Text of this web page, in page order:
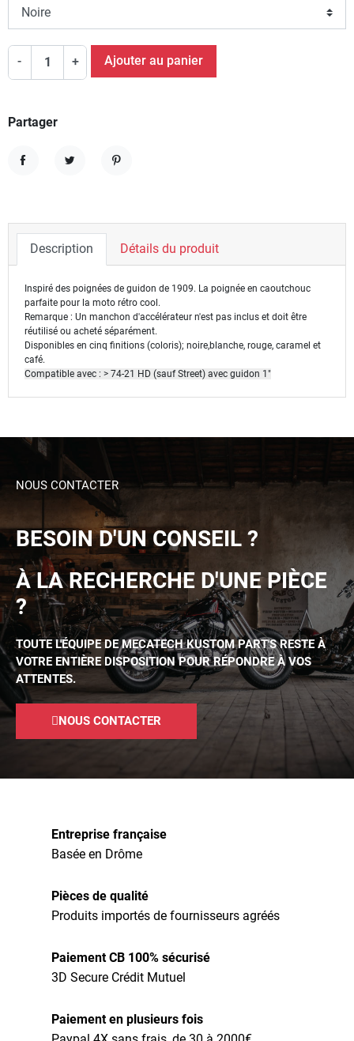
- + Ajouter au panier
Partager
Description Détails du produit
Inspiré des poignées de guidon de 1909. La poignée en caoutchouc
parfaite pour la moto rétro cool.
Remarque : Un manchon d'accélérateur n'est pas inclus et doit être
réutilisé ou acheté séparément.
Disponibles en cinq finitions (coloris); noire,blanche, rouge, caramel et
café.
Compatible avec : > 74-21 HD (sauf Street) avec guidon 1"
NOUS CONTACTER
BESOIN D'UN CONSEIL ?
À LA RECHERCHE D'UNE PIÈCE
?
TOUTE L'ÉQUIPE DE MECATECH KUSTOM PART'S RESTE À
VOTRE ENTIÈRE DISPOSITION POUR RÉPONDRE À VOS
ATTENTES.
NOUS CONTACTER
Entreprise française
Basée en Drôme
Pièces de qualité
Produits importés de fournisseurs agréés
Paiement CB 100% sécurisé
3D Secure Crédit Mutuel
Paiement en plusieurs fois